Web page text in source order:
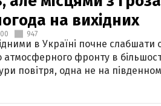
на вихідних
947
в Україні почне
атмосферного фронту в
повітря, одна не на